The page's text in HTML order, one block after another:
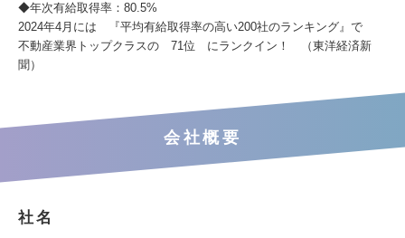
◆年次有給取得率：80.5%
2024年4月には 『平均有給取得率の高い200社のランキング』で
不動産業界トップクラスの 71位 にランクイン！ （東洋経済新
聞）
会社概要
社名